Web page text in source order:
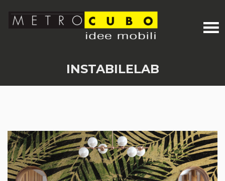
INSTABILELAB